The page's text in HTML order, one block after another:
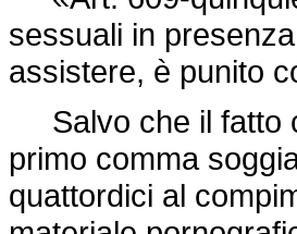
sessuali in
assistere, è punito
Salvo che il fatto
primo comma
quattordici al